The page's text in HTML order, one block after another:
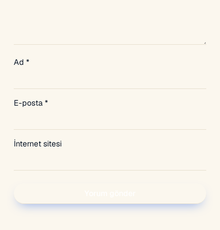
Ad *
E-posta*
İnternet sitesi